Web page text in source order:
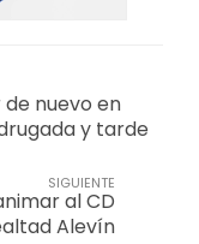
nuevo en
y tarde
SIGUIENTE
al CD
Alevín